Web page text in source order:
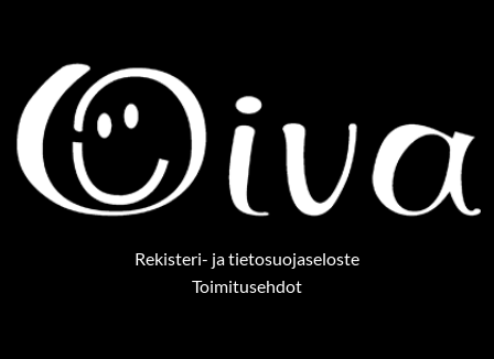
Rekisteri- ja tietosuojaseloste
Toimitusehdot